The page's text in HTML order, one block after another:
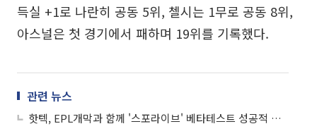
득실 +1로 나란히 공동 5위, 첼시는 1무로 공동 8위,
아스널은 첫 경기에서 패하며 19위를 기록했다.
관련 뉴스
핫텍, EPL개막과 함께 '스포라이브' 베타테스트 성공적 오픈